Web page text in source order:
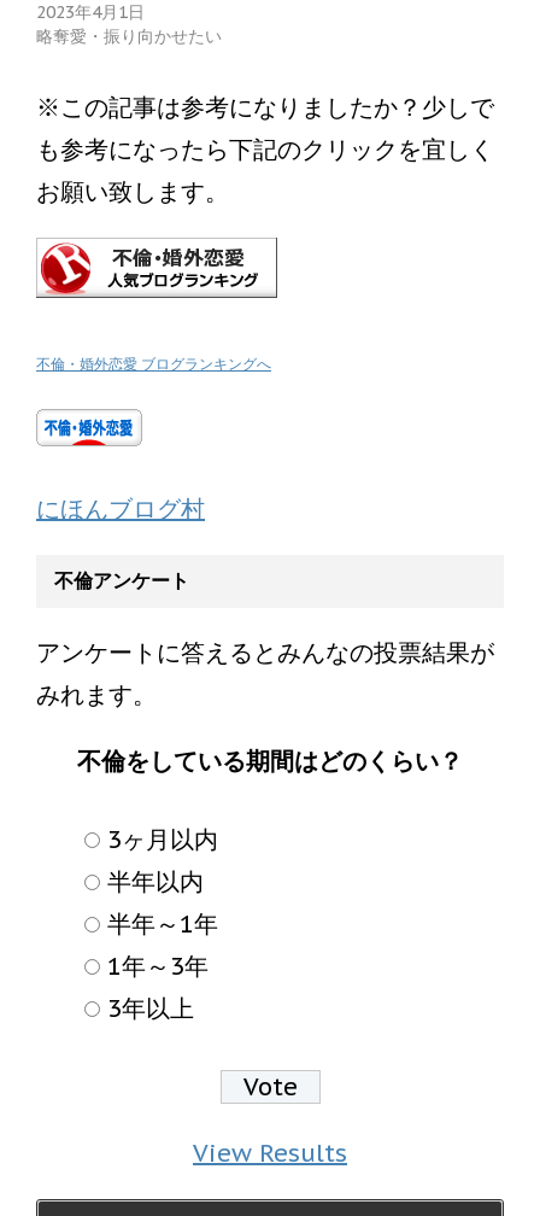
2023年4月1日
略奪愛・振り向かせたい
※この記事は参考になりましたか？少しで
も参考になったら下記のクリックを宜しく
お願い致します。
不倫・婚外恋愛 ブログランキングへ
にほんブログ村
不倫アンケート
アンケートに答えるとみんなの投票結果が
みれます。
不倫をしている期間はどのくらい？
3ヶ月以内
半年以内
半年～1年
1年～3年
3年以上
View Results